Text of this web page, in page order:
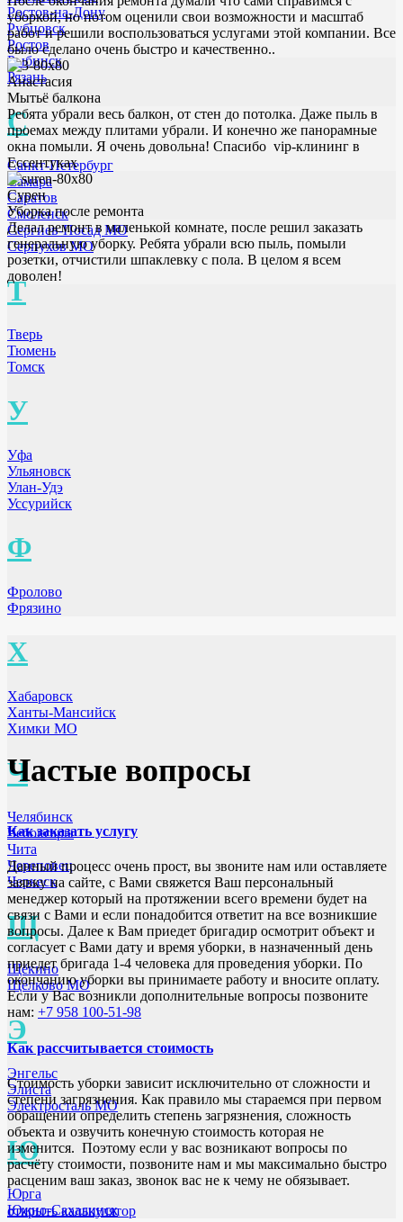
Ростов-на-Дону
Рубцовск
Ростов
Рыбинск
Рязань
С
Санкт-Петербург
Самара
Саратов
Смоленск
Сергиев-Посад МО
Серпухов МО
Т
Тверь
Тюмень
Томск
У
Уфа
Ульяновск
Улан-Удэ
Уссурийск
Ф
Фролово
Фрязино
Х
Хабаровск
Ханты-Мансийск
Химки МО
Ч
Челябинск
Чебоксары
Чита
Череповец
Черкеск
Щ
Щёкино
Щёлково МО
Э
Энгельс
Элиста
Электросталь МО
Ю
Юрга
Южно-Сахалинск
уборкой, но потом оценили свои возможности и масштаб
работ и решили воспользоваться услугами этой компании. Все
было сделано очень быстро и качественно..
Анастасия
Мытьё балкона
Ребята убрали весь балкон, от стен до потолка. Даже пыль в
проемах между плитами убрали. И конечно же панорамные
окна помыли. Я очень довольна! Спасибо vip-клининг в
Ессентуках
Сурен
Уборка после ремонта
Делал ремонт в маленькой комнате, после решил заказать
генеральную уборку. Ребята убрали всю пыль, помыли
розетки, отчистили шпаклевку с пола. В целом я всем
доволен!
Частые вопросы
Как заказать услугу
Данный процесс очень прост, вы звоните нам или оставляете
заявку на сайте, с Вами свяжется Ваш персональный
менеджер который на протяжении всего времени будет на
связи с Вами и если понадобится ответит на все возникшие
вопросы. Далее к Вам приедет бригадир осмотрит объект и
согласует с Вами дату и время уборки, в назначенный день
приедет бригада 1-4 человека для проведения уборки. По
окончанию уборки вы принимаете работу и вносите оплату.
Если у Вас возникли дополнительные вопросы позвоните
нам: +7 958 100-51-98
Как рассчитывается стоимость
Стоимость уборки зависит исключительно от сложности и
степени загрязнения. Как правило мы стараемся при первом
обращении определить степень загрязнения, сложность
объекта и озвучить конечную стоимость которая не
изменится. Поэтому если у вас возникают вопросы по
расчёту стоимости, позвоните нам и мы максимально быстро
расценим ваш заказ, звонок вас не к чему не обязывает.
открыть калькулятор